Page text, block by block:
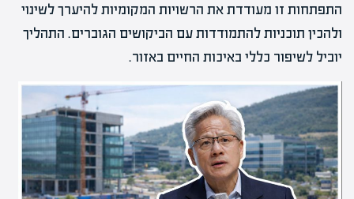
התפתחות זו מעודדת את הרשויות המקומיות להיערך לשינוי
ולהכין תוכניות להתמודדות עם הביקושים הגוברים. התהליך
יוביל לשיפור כללי באיכות החיים באזור.